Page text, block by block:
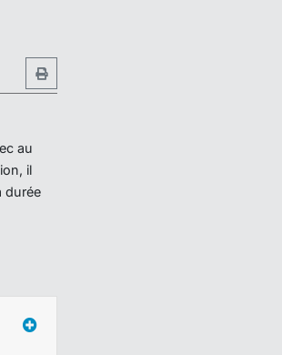
au
il
durée